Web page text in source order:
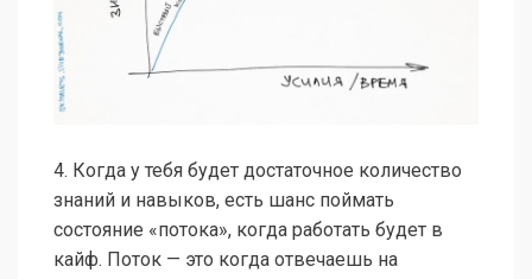
4. Когда у тебя будет достаточное количество
знаний и навыков, есть шанс поймать
состояние «потока», когда работать будет в
кайф. Поток — это когда отвечаешь на